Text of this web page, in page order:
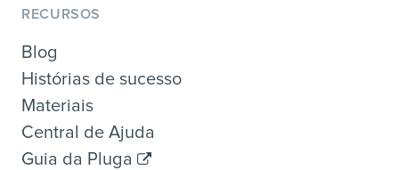
RECURSOS
Blog
Histórias de sucesso
Materiais
Central de Ajuda
Guia da Pluga